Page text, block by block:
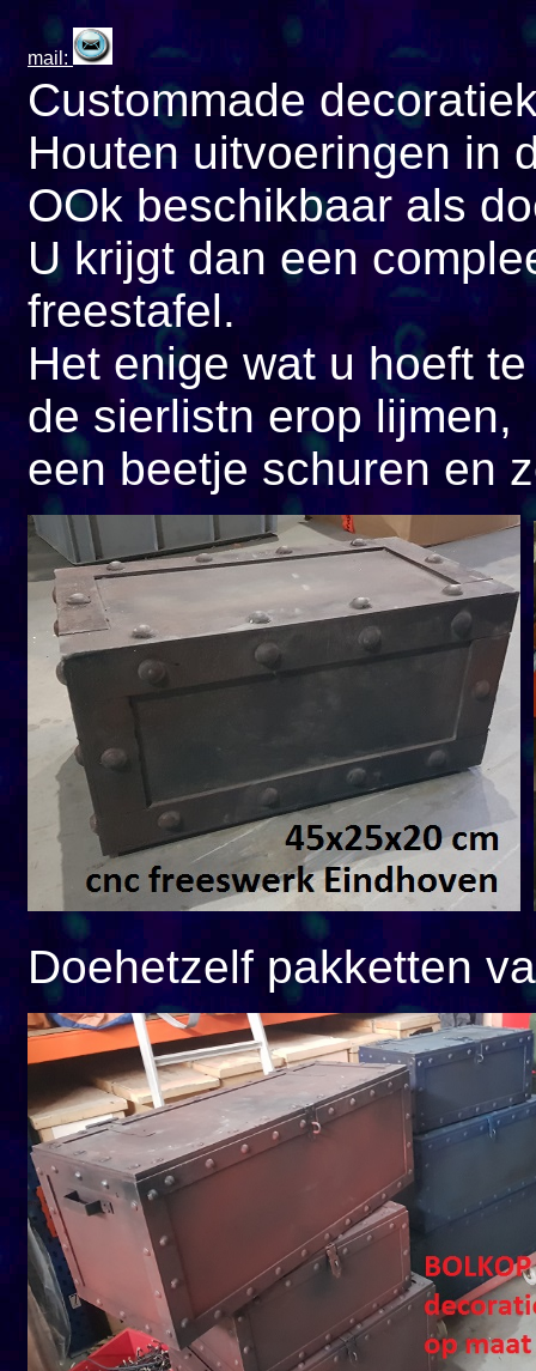
mail:
Custommade
Houten uitvoeringen in
OOk beschikbaar als
U krijgt dan een
freestafel.
Het enige wat u hoeft
de sierlistn erop lijmen,
een beetje schuren en
Doehetzelf pakketten